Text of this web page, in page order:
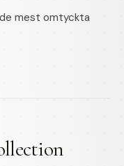
de mest omtyckta